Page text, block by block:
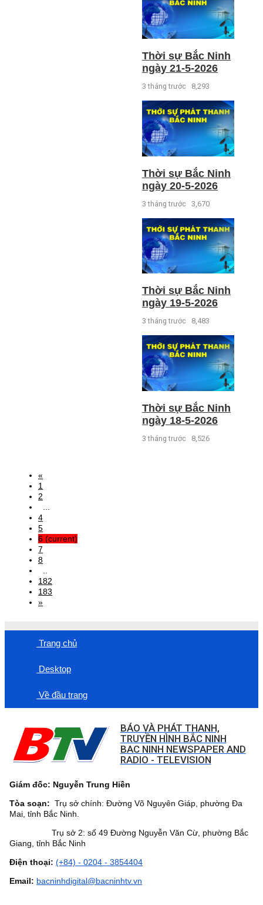
Thời sự Bắc Ninh
ngày 21-5-2026
3 tháng trước 8,293
Thời sự Bắc Ninh
ngày 20-5-2026
3 tháng trước 3,670
Thời sự Bắc Ninh
ngày 19-5-2026
3 tháng trước 8,483
Thời sự Bắc Ninh
ngày 18-5-2026
3 tháng trước 8,526
«
1
2
4
5
6 (current)
7
8
182
183
»
Trang chủ
Desktop
Về đầu trang
BÁO VÀ PHÁT THANH,
TRUYỀN HÌNH BẮC NINH
BAC NINH NEWSPAPER AND
RADIO - TELEVISION
Giám đốc: Nguyễn Trung Hiền
Tòa soạn: Trụ sở chính: Đường Võ Nguyên Giáp, phường Đa
Mai, tỉnh Bắc Ninh.
Trụ sở 2: số 49 Đường Nguyễn Văn Cừ, phường Bắc
Giang, tỉnh Bắc Ninh
Điện thoại: (+84) - 0204 - 3854404
Email: bacninhdigital@bacninhtv.vn